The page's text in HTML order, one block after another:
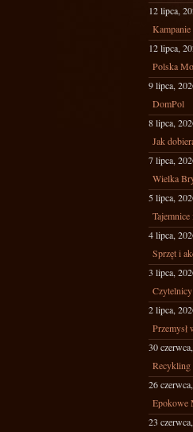
12 lipca,
12 lipca,
Polska
9 lipca,
DomPol
8 lipca,
Jak
7 lipca,
Wielka
5 lipca,
4 lipca,
Sprzęt i
3 lipca,
2 lipca,
Przemysł
30
26
Epokowe
23